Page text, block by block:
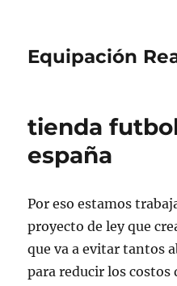
Equipación
tienda
españa
Por eso estamos
proyecto de ley que
que va a evitar tantos
para reducir los costos